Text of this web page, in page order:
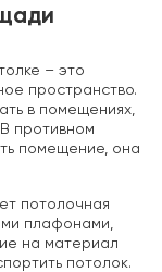
– это
пространство.
в помещениях,
противном
помещение, она
потолочная
плафонами,
на материал
потолок.